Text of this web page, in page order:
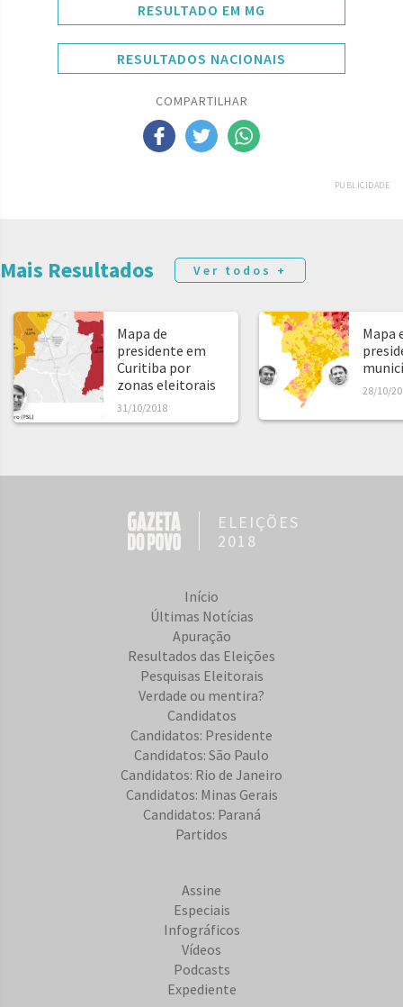
RESULTADO EM MG
RESULTADOS NACIONAIS
COMPARTILHAR
PUBLICIDADE
Mais Resultados Ver todos +
Mapa de
presidente em
Curitiba por
zonas eleitorais
31/10/2018
Mapa
28/10/
ELEIÇÕES
2018
Início
Últimas Notícias
Apuração
Resultados das Eleições
Pesquisas Eleitorais
Verdade ou mentira?
Candidatos
Candidatos: Presidente
Candidatos: São Paulo
Candidatos: Rio de Janeiro
Candidatos: Minas Gerais
Candidatos: Paraná
Partidos
Assine
Especiais
Infográficos
Vídeos
Podcasts
Expediente